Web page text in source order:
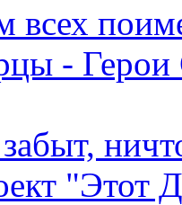
всех
- Герои
"Этот